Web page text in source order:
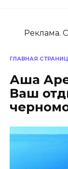
Реклама.
ГЛАВНАЯ
Аша
Ваш